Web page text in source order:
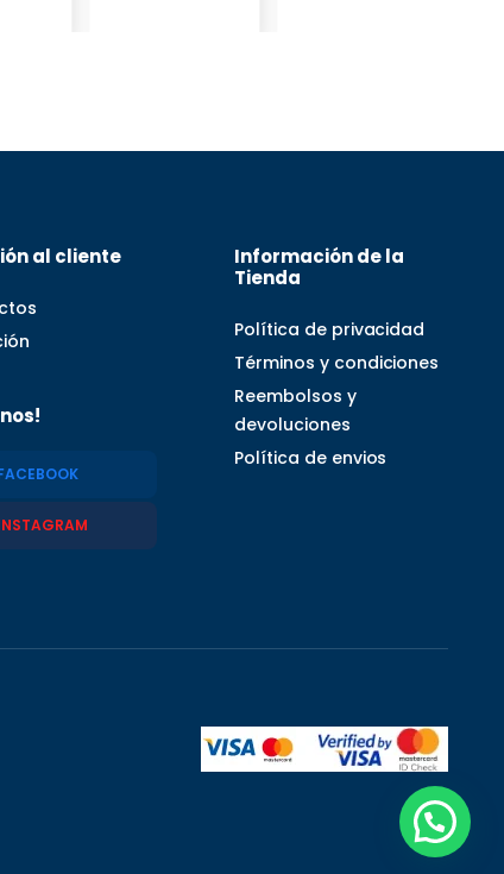
al cliente
Información de la
Tienda
Política de privacidad
Términos y condiciones
Reembolsos y
devoluciones
Política de envios